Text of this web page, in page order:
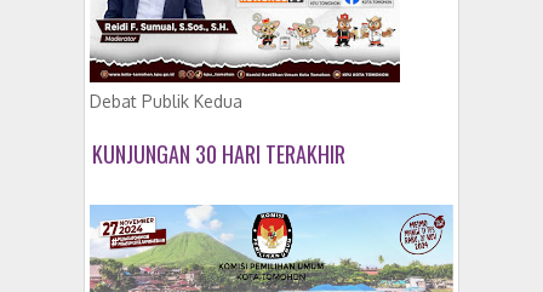
Debat Publik Kedua
KUNJUNGAN 30 HARI TERAKHIR